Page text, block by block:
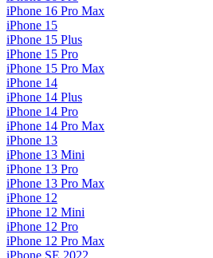
iPhone 16 Pro Max
iPhone 15
iPhone 15 Plus
iPhone 15 Pro
iPhone 15 Pro Max
iPhone 14
iPhone 14 Plus
iPhone 14 Pro
iPhone 14 Pro Max
iPhone 13
iPhone 13 Mini
iPhone 13 Pro
iPhone 13 Pro Max
iPhone 12
iPhone 12 Mini
iPhone 12 Pro
iPhone 12 Pro Max
iPhone SE 2022